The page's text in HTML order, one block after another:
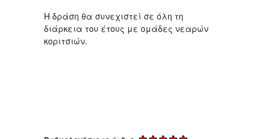
Η δράση θα συνεχιστεί σε όλη τη
διάρκεια του έτους με ομάδες νεαρών
κοριτσιών.